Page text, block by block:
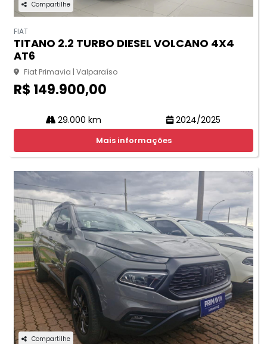
Compartilhe
FIAT
TITANO 2.2 TURBO DIESEL VOLCANO 4X4
AT6
Fiat Primavia | Valparaíso
R$ 149.900,00
29.000 km 2024/2025
Mais informações
Compartilhe